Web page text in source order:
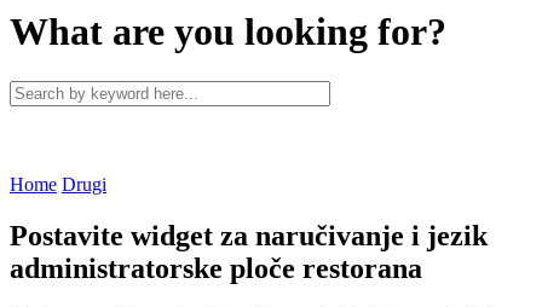
What are you looking for?
Home Drugi
Postavite widget za naručivanje i jezik
administratorske ploče restorana